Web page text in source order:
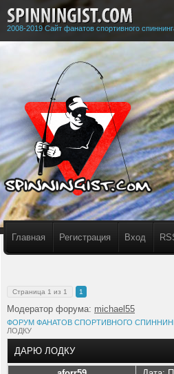
2008-2019 Сайт фанатов спортивного
Главная Регистрация Вход
Страница 1 из 1 1
Модератор форума: michael55
ФОРУМ ФАНАТОВ СПОРТИВНОГО
ЛОДКУ
ДАРЮ ЛОДКУ